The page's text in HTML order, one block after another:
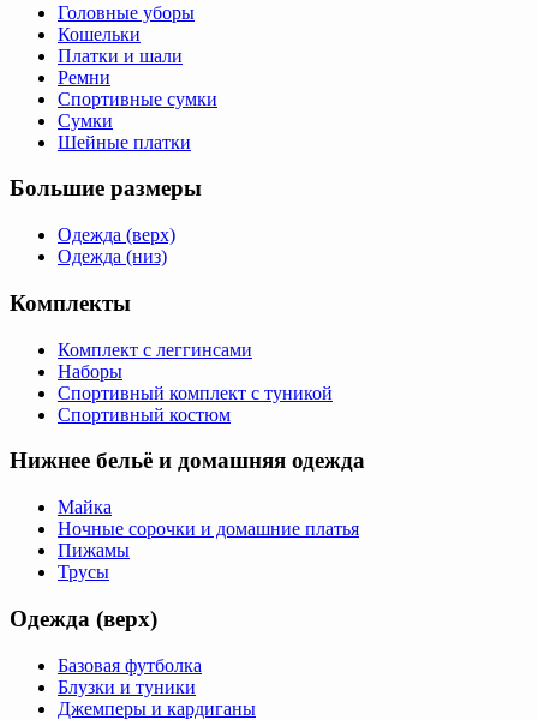
Головные уборы
Кошельки
Платки и шали
Ремни
Спортивные сумки
Сумки
Шейные платки
Большие размеры
Одежда (верх)
Одежда (низ)
Комплекты
Комплект с леггинсами
Наборы
Спортивный комплект с туникой
Спортивный костюм
Нижнее бельё и домашняя одежда
Майка
Ночные сорочки и домашние платья
Пижамы
Трусы
Одежда (верх)
Базовая футболка
Блузки и туники
Джемперы и кардиганы